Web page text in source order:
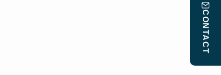
CONTACT